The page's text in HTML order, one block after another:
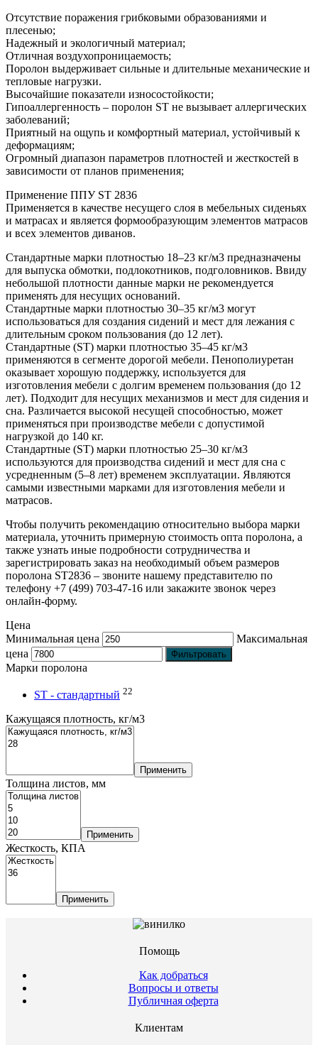
Отсутствие поражения грибковыми образованиями и
плесенью;
Надежный и экологичный материал;
Отличная воздухопроницаемость;
Поролон выдерживает сильные и длительные механические и
тепловые нагрузки.
Высочайшие показатели износостойкости;
Гипоаллергенность – поролон ST не вызывает аллергических
заболеваний;
Приятный на ощупь и комфортный материал, устойчивый к
деформациям;
Огромный диапазон параметров плотностей и жесткостей в
зависимости от планов применения;
Применение ППУ ST 2836
Применяется в качестве несущего слоя в мебельных сиденьях
и матрасах и является формообразующим элементов матрасов
и всех элементов диванов.
Стандартные марки плотностью 18–23 кг/м3 предназначены
для выпуска обмотки, подлокотников, подголовников. Ввиду
небольшой плотности данные марки не рекомендуется
применять для несущих оснований.
Стандартные марки плотностью 30–35 кг/м3 могут
использоваться для создания сидений и мест для лежания с
длительным сроком пользования (до 12 лет).
Стандартные (ST) марки плотностью 35–45 кг/м3
применяются в сегменте дорогой мебели. Пенополиуретан
оказывает хорошую поддержку, используется для
изготовления мебели с долгим временем пользования (до 12
лет). Подходит для несущих механизмов и мест для сидения и
сна. Различается высокой несущей способностью, может
применяться при производстве мебели с допустимой
нагрузкой до 140 кг.
Стандартные (ST) марки плотностью 25–30 кг/м3
используются для производства сидений и мест для сна с
усредненным (5–8 лет) временем эксплуатации. Являются
самыми известными марками для изготовления мебели и
матрасов.
Чтобы получить рекомендацию относительно выбора марки
материала, уточнить примерную стоимость опта поролона, а
также узнать иные подробности сотрудничества и
зарегистрировать заказ на необходимый объем размеров
поролона ST2836 – звоните нашему представителю по
телефону +7 (499) 703-47-16 или закажите звонок через
онлайн-форму.
Цена
Минимальная цена
Максимальная
цена
Фильтровать
Марки поролона
ST - стандартный 22
Кажущаяся плотность, кг/м3
Применить
Толщина листов, мм
Применить
Жесткость, КПА
Применить
Помощь
Как добраться
Вопросы и ответы
Публичная оферта
Клиентам